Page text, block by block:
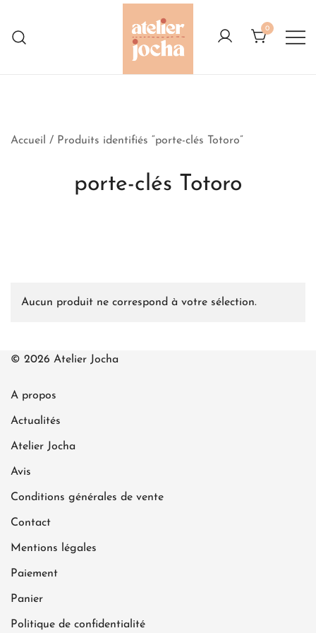
content
0
Accueil / Produits identifiés “porte-clés Totoro”
porte-clés Totoro
Aucun produit ne correspond à votre sélection.
© 2026 Atelier Jocha
A propos
Actualités
Atelier Jocha
Avis
Conditions générales de vente
Contact
Mentions légales
Paiement
Panier
Politique de confidentialité